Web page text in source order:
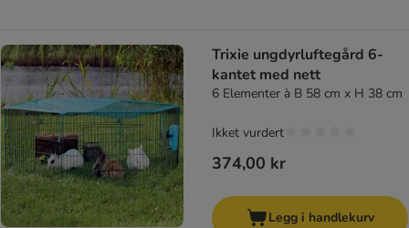
Trixie ungdyrluftegård 6-
kantet med nett
6 Elementer à B 58 cm x H 38 cm
374,00 kr
Ikket vurdert
Legg i handlekurv